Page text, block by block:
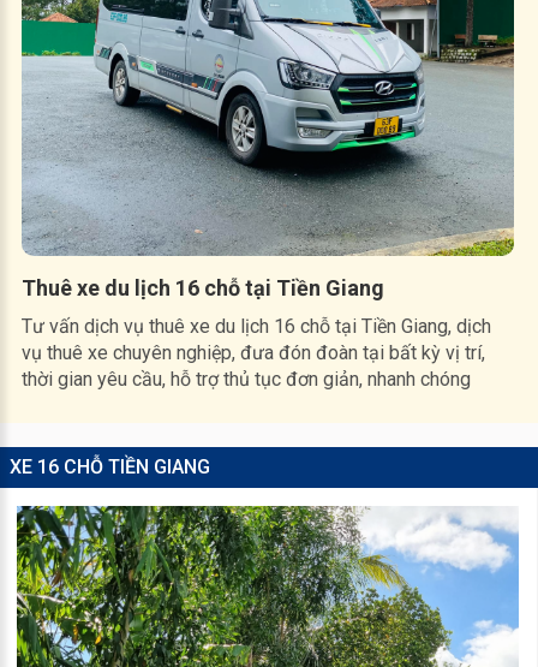
Thuê xe du lịch 16 chỗ tại Tiền Giang
Tư vấn dịch vụ thuê xe du lịch 16 chỗ tại Tiền Giang, dịch
vụ thuê xe chuyên nghiệp, đưa đón đoàn tại bất kỳ vị trí,
thời gian yêu cầu, hỗ trợ thủ tục đơn giản, nhanh chóng
XE 16 CHỖ TIỀN GIANG